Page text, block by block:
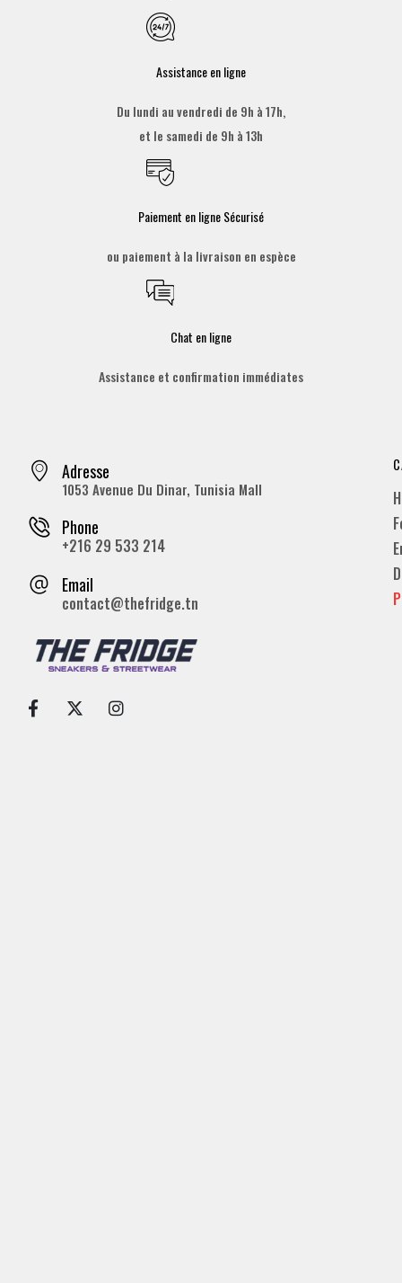
Assistance en ligne
Du lundi au vendredi de 9h à 17h,
et le samedi de 9h à 13h
Paiement en ligne Sécurisé
ou paiement à la livraison en espèce
Chat en ligne
Assistance et confirmation immédiates
Adresse
1053 Avenue Du Dinar, Tunisia Mall
Phone
+216 29 533 214
Email
contact@thefridge.tn